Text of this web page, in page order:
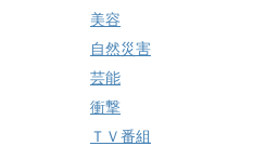
美容
自然災害
芸能
衝撃
ＴＶ番組